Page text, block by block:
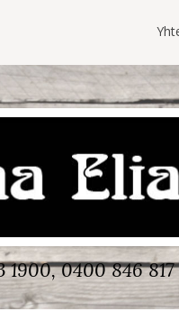
0400 846 817